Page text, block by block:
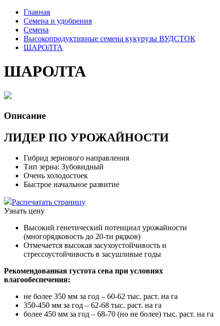
Главная
Семена и удобрения
Семена
Высокопродуктивные семена кукурузы ВУДСТОК
ШАРОЛТА
ШАРОЛТА
Описание
ЛИДЕР ПО УРОЖАЙНОСТИ
Гибрид зернового направления
Тип зерна: Зубовидный
Очень холодостоек
Быстрое начальное развитие
Распечатать страницу
Узнать цену
Высокий генетический потенциал урожайности
(многорядковость до 20-ти рядков)
Отмечается высокая засухоустойчивость и
стрессоустойчивость в засушливые годы
Рекомендованная густота сева при условиях
влагообеспечения:
не более 350 мм за год – 60-62 тыс. раст. на га
350-450 мм за год – 62-68 тыс. раст. на га
более 450 мм за год – 68-70 (но не более) тыс. раст. на га